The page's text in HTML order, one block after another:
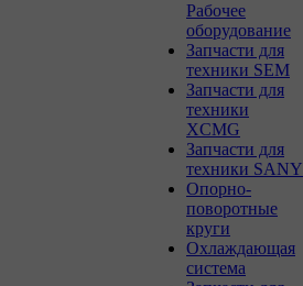
Рабочее
оборудование
Запчасти для
техники SEM
Запчасти для
техники
XCMG
Запчасти для
техники SANY
Опорно-
поворотные
круги
Охлаждающая
система